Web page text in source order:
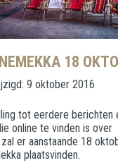
18
9 oktober 2016
tot eerdere berichten
online te vinden is over
er aanstaande 18
plaatsvinden.